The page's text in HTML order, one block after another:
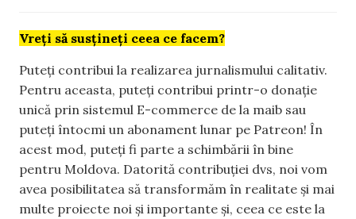
Vreți să susțineți ceea ce facem?
Puteți contribui la realizarea jurnalismului calitativ.
Pentru aceasta, puteți contribui printr-o donație
unică prin sistemul E-commerce de la maib sau
puteți întocmi un abonament lunar pe Patreon! În
acest mod, puteți fi parte a schimbării în bine
pentru Moldova. Datorită contribuției dvs, noi vom
avea posibilitatea să transformăm în realitate și mai
multe proiecte noi și importante și, ceea ce este la